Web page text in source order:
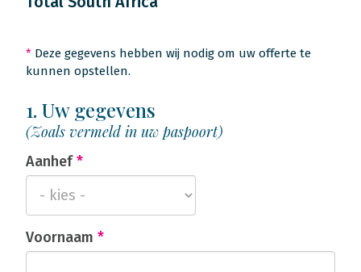
* Deze gegevens hebben wij nodig om uw offerte te
kunnen opstellen.
1. Uw gegevens
(Zoals vermeld in uw paspoort)
Aanhef*
Voornaam *